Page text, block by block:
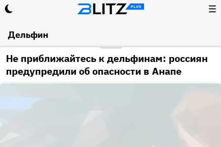
☰
Дельфин
Не приближайтесь к дельфинам: россиян
предупредили об опасности в Анапе